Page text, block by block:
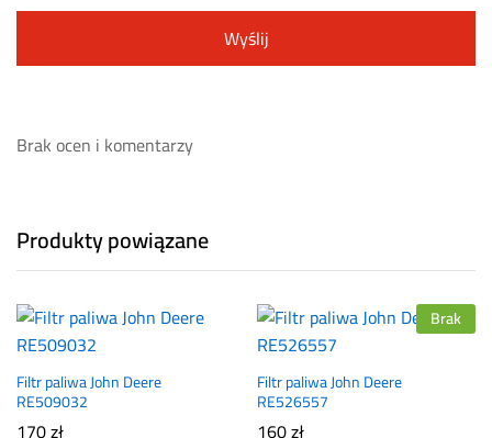
Brak ocen i komentarzy
Produkty powiązane
Filtr paliwa John Deere
RE509032
170zł
Brak
Filtr paliwa John Deere
RE526557
160zł